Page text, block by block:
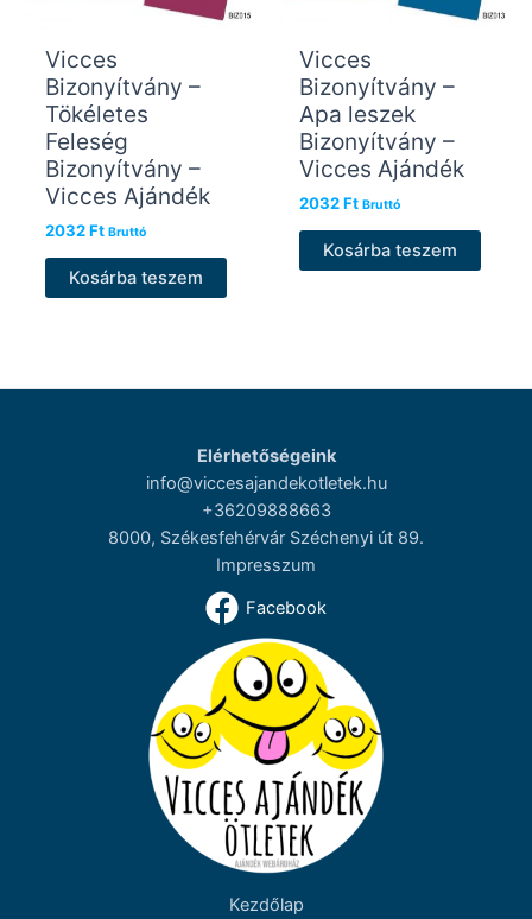
Vicces
Bizonyítvány –
Tökéletes
Feleség
Bizonyítvány –
Vicces Ajándék
2032Ft Bruttó
Kosárba teszem
Vicces
Bizonyítvány –
Apa leszek
Bizonyítvány –
Vicces Ajándék
2032Ft Bruttó
Kosárba teszem
Elérhetőségeink
info@viccesajandekotletek.hu
+36209888663
8000, Székesfehérvár Széchenyi út 89.
Impresszum
Facebook
Kezdőlap